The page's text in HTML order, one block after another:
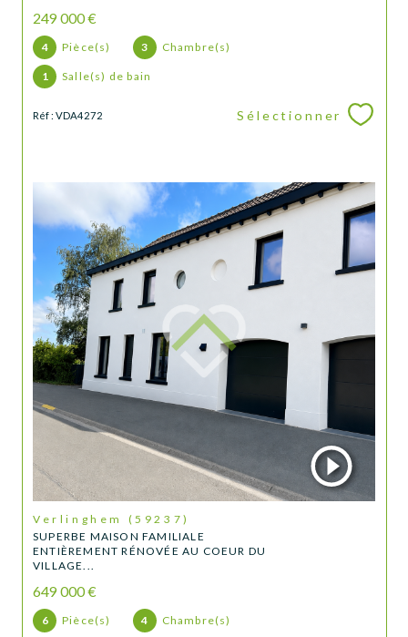
249 000 €
4 Pièce(s) 3 Chambre(s)
1 Salle(s) de bain
Réf : VDA4272 Sélectionner
Verlinghem (59237)
SUPERBE MAISON FAMILIALE
ENTIÈREMENT RÉNOVÉE AU COEUR DU
VILLAGE...
649 000 €
6 Pièce(s) 4 Chambre(s)